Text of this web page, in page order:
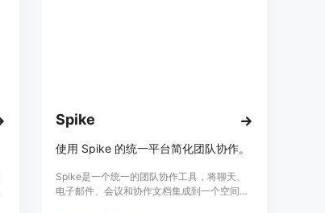
Spike
使用 Spike 的统一平台简化团队协作。
Spike是一个统一的团队协作工具，将聊天、
电子邮件、会议和协作文档集成到一个空间